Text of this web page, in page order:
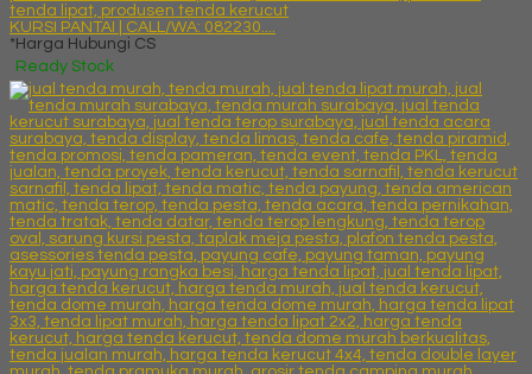
KURSI PANTAI | CALL/WA: 082230....
*Harga Hubungi CS
Ready Stock